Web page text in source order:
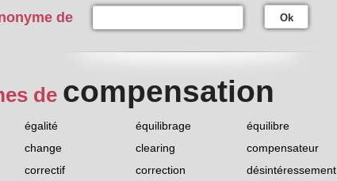
de Ok
de compensation
égalité équilibrage équilibre
change clearing compensateur
correctif correction désintéressement